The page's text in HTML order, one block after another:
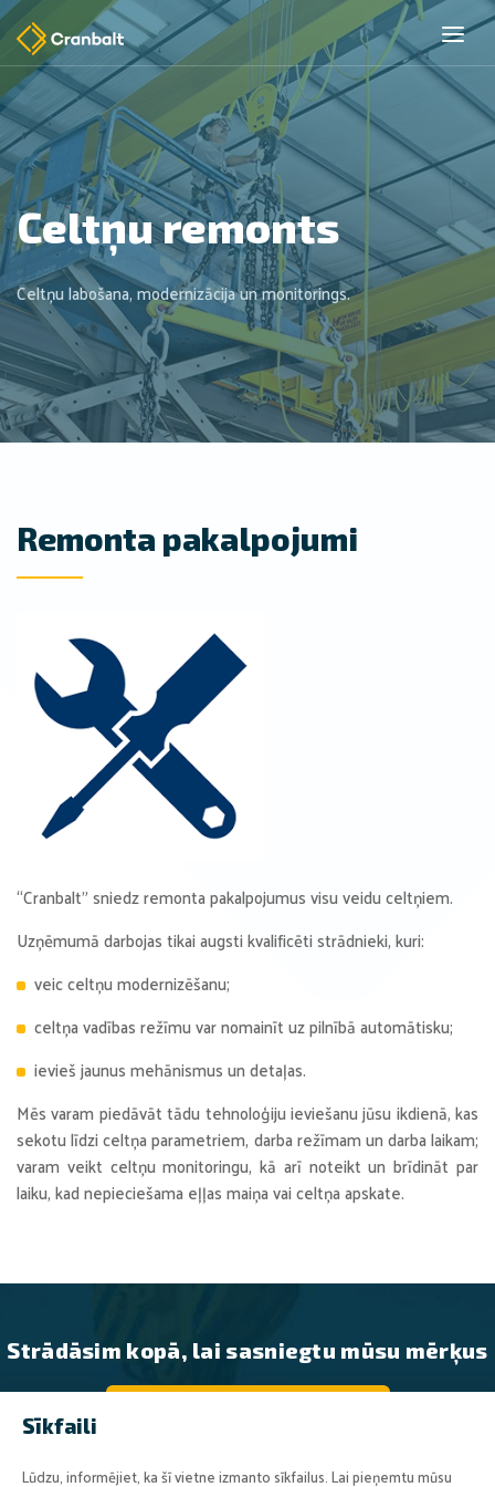
Celtņu remonts
Celtņu labošana, modernizācija un monitorings.
Remonta pakalpojumi
“Cranbalt” sniedz remonta pakalpojumus visu veidu celtņiem.
Uzņēmumā darbojas tikai augsti kvalificēti strādnieki, kuri:
veic celtņu modernizēšanu;
celtņa vadības režīmu var nomainīt uz pilnībā automātisku;
ievieš jaunus mehānismus un detaļas.
Mēs varam piedāvāt tādu tehnoloģiju ieviešanu jūsu ikdienā, kas
sekotu līdzi celtņa parametriem, darba režīmam un darba laikam;
varam veikt celtņu monitoringu, kā arī noteikt un brīdināt par
laiku, kad nepieciešama eļļas maiņa vai celtņa apskate.
Strādāsim kopā, lai sasniegtu mūsu mērķus
Sīkfaili
Lūdzu, informējiet, ka šī vietne izmanto sīkfailus. Lai pieņemtu mūsu